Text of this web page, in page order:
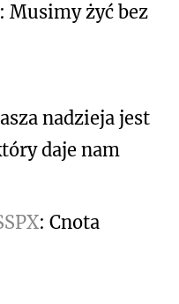
: Musimy żyć bez
nadzieja jest
daje nam
: Cnota